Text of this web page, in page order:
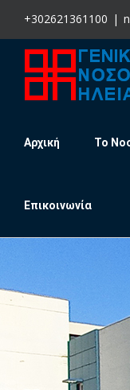
content
+302621361100 |
Αρχική Το
Επικοινωνία